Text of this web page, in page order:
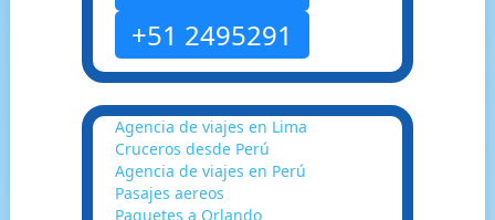
+51 2495291
Agencia de viajes en Lima
Cruceros desde Perú
Agencia de viajes en Perú
Pasajes aereos
Paquetes a Orlando